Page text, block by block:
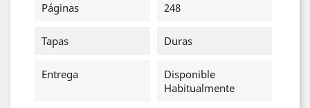
Páginas 248
Tapas Duras
Entrega
Disponible
Habitualmente